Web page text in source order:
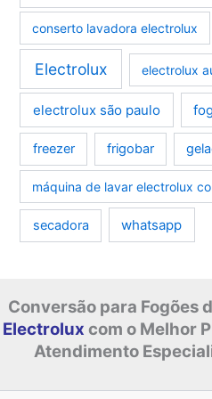
conserto lavadora electrolux
Electrolux electrolux
electrolux são paulo
freezer frigobar
máquina de lavar electrolux
secadora whatsapp
Conversão para Fogões
Electrolux com o Melhor
Atendimento